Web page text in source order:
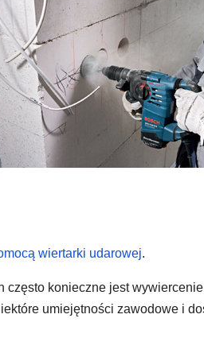
wiertarki udarowej.
często konieczne jest
umiejętności zawodowe i